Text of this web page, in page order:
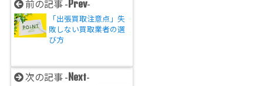
前の記事 -Prev-
「出張買取注意点」失
敗しない買取業者の選
び方
次の記事 -Next-